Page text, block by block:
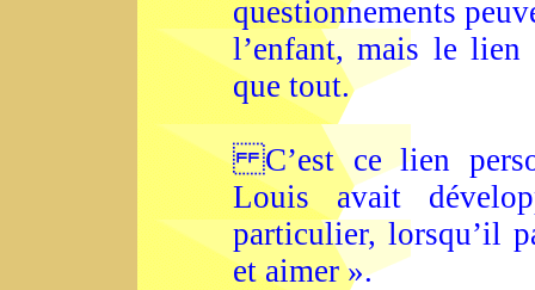
questionnements
l’enfant, mais le lien
que tout.
C’est ce lien
Louis avait
particulier, lorsqu’il
et aimer ».